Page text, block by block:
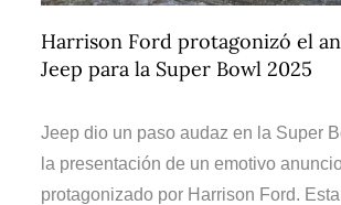
Harrison Ford protagonizó el
Jeep para la Super Bowl 2025
Jeep dio un paso audaz en la Super
la presentación de un emotivo
protagonizado por Harrison Ford.